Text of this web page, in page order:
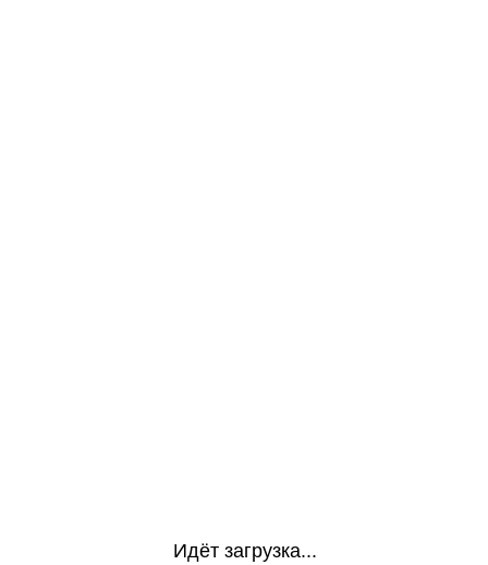
Идёт загрузка...